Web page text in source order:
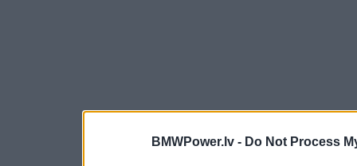
BMWPower.lv - Do Not Process